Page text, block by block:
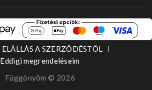
ELÁLLÁS A SZERZŐDÉSTŐL
Eddigi megrendeléseim
Függönyöm © 2026